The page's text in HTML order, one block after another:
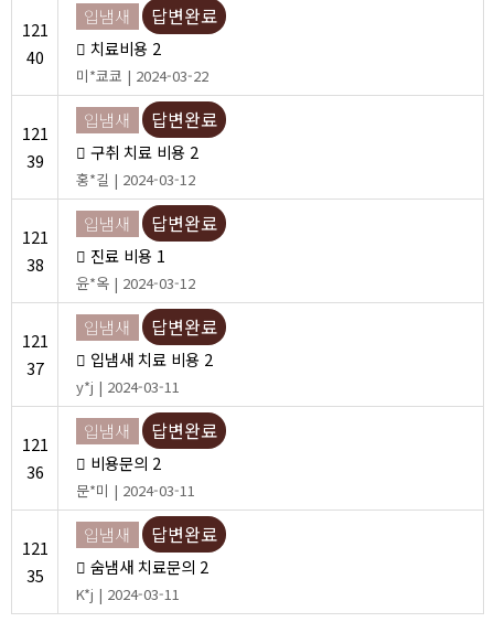
121
40
입냄새 답변완료
치료비용 2
미*쿄쿄 | 2024-03-22
121
39
입냄새 답변완료
구취 치료 비용 2
홍*길 | 2024-03-12
121
38
입냄새 답변완료
진료 비용 1
윤*옥 | 2024-03-12
121
37
입냄새 답변완료
입냄새 치료 비용 2
y*j | 2024-03-11
121
36
입냄새 답변완료
비용문의 2
문*미 | 2024-03-11
121
35
입냄새 답변완료
숨냄새 치료문의 2
K*j | 2024-03-11